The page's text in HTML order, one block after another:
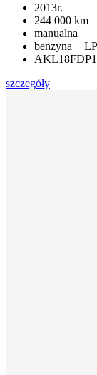
2013r.
244 000 km
manualna
benzyna +
AKL18FDP1
szczegóły